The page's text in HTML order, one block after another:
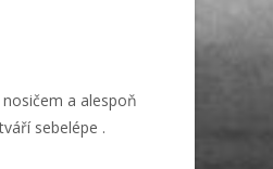
a alespoň
sebelépe .